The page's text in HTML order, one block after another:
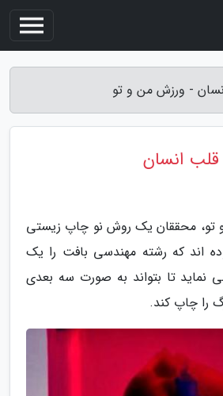
- ورزش من و تو
انسان
تو، محققان یک روش نو چاپ زیستی
اند که رشته مهندسی بافت را یک
نماید تا بتواند به صورت سه بعدی
را چاپ کند.